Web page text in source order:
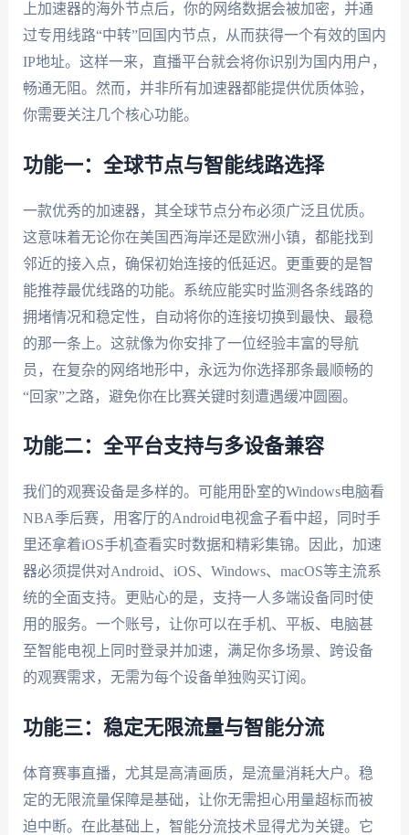
上加速器的海外节点后，你的网络数据会被加密，并通
过专用线路“中转”回国内节点，从而获得一个有效的国内
IP地址。这样一来，直播平台就会将你识别为国内用户，
畅通无阻。然而，并非所有加速器都能提供优质体验，
你需要关注几个核心功能。
功能一：全球节点与智能线路选择
一款优秀的加速器，其全球节点分布必须广泛且优质。
这意味着无论你在美国西海岸还是欧洲小镇，都能找到
邻近的接入点，确保初始连接的低延迟。更重要的是智
能推荐最优线路的功能。系统应能实时监测各条线路的
拥堵情况和稳定性，自动将你的连接切换到最快、最稳
的那一条上。这就像为你安排了一位经验丰富的导航
员，在复杂的网络地形中，永远为你选择那条最顺畅的
“回家”之路，避免你在比赛关键时刻遭遇缓冲圆圈。
功能二：全平台支持与多设备兼容
我们的观赛设备是多样的。可能用卧室的Windows电脑看
NBA季后赛，用客厅的Android电视盒子看中超，同时手
里还拿着iOS手机查看实时数据和精彩集锦。因此，加速
器必须提供对Android、iOS、Windows、macOS等主流系
统的全面支持。更贴心的是，支持一人多端设备同时使
用的服务。一个账号，让你可以在手机、平板、电脑甚
至智能电视上同时登录并加速，满足你多场景、跨设备
的观赛需求，无需为每个设备单独购买订阅。
功能三：稳定无限流量与智能分流
体育赛事直播，尤其是高清画质，是流量消耗大户。稳
定的无限流量保障是基础，让你无需担心用量超标而被
迫中断。在此基础上，智能分流技术显得尤为关键。它